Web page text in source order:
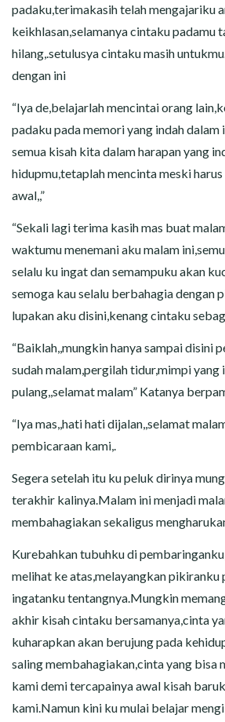
padaku,terimakasih telah mengajariku
keikhlasan,selamanya cintaku padamu
hilang,.setulusya cintaku masih
dengan ini
“Iya de,belajarlah mencintai orang
padaku pada memori yang indah dalam
semua kisah kita dalam harapan yang
hidupmu,tetaplah mencinta meski
awal,,”
“Sekali lagi terima kasih mas buat
waktumu menemani aku malam
selalu ku ingat dan semampuku akan
semoga kau selalu berbahagia dengan
lupakan aku disini,kenang cintaku
“Baiklah,,mungkin hanya sampai disini
sudah malam,pergilah tidur,mimpi yang
pulang,,selamat malam” Katanya
“Iya mas,,hati hati dijalan,,selamat
pembicaraan kami,.
Segera setelah itu ku peluk dirinya
terakhir kalinya.Malam ini menjadi
membahagiakan sekaligus
Kurebahkan tubuhku di
melihat ke atas,melayangkan
ingatanku tentangnya.Mungkin
akhir kisah cintaku bersamanya,cinta
kuharapkan akan berujung pada
saling membahagiakan,cinta yang bisa
kami demi tercapainya awal kisah
kami.Namun kini ku mulai belajar